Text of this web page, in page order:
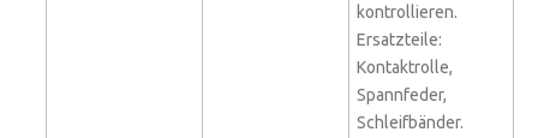
kontrollieren.
Ersatzteile:
Kontaktrolle,
Spannfeder,
Schleifbänder.